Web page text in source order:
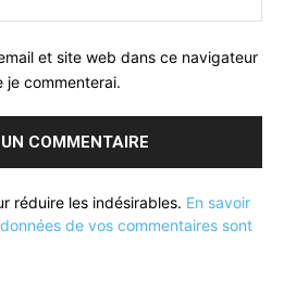
et site web dans ce navigateur
je commenterai.
réduire les indésirables. En savoir
de vos commentaires sont